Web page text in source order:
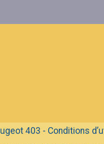
403 - Conditions